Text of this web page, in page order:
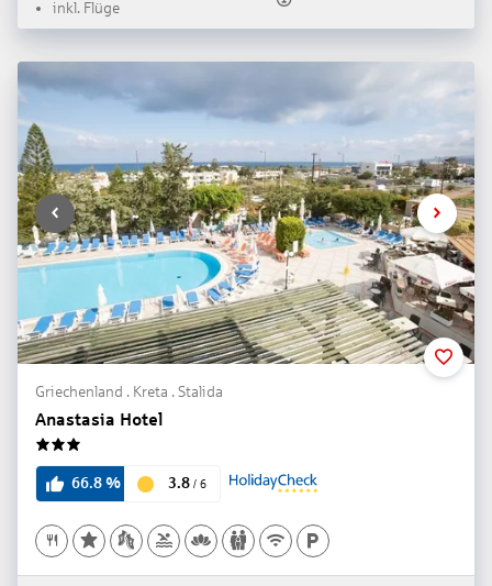
inkl. Flüge
Griechenland . Kreta . Stalida
Anastasia Hotel
66.8% 3.8 / 6